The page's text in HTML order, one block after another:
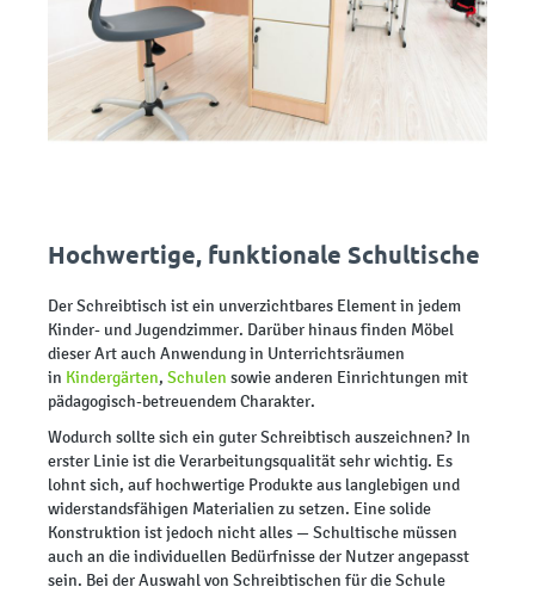
Hochwertige, funktionale Schultische
Der Schreibtisch ist ein unverzichtbares Element in jedem
Kinder- und Jugendzimmer. Darüber hinaus finden Möbel
dieser Art auch Anwendung in Unterrichtsräumen
in Kindergärten, Schulen sowie anderen Einrichtungen mit
pädagogisch-betreuendem Charakter.
Wodurch sollte sich ein guter Schreibtisch auszeichnen? In
erster Linie ist die Verarbeitungsqualität sehr wichtig. Es
lohnt sich, auf hochwertige Produkte aus langlebigen und
widerstandsfähigen Materialien zu setzen. Eine solide
Konstruktion ist jedoch nicht alles — Schultische müssen
auch an die individuellen Bedürfnisse der Nutzer angepasst
sein. Bei der Auswahl von Schreibtischen für die Schule